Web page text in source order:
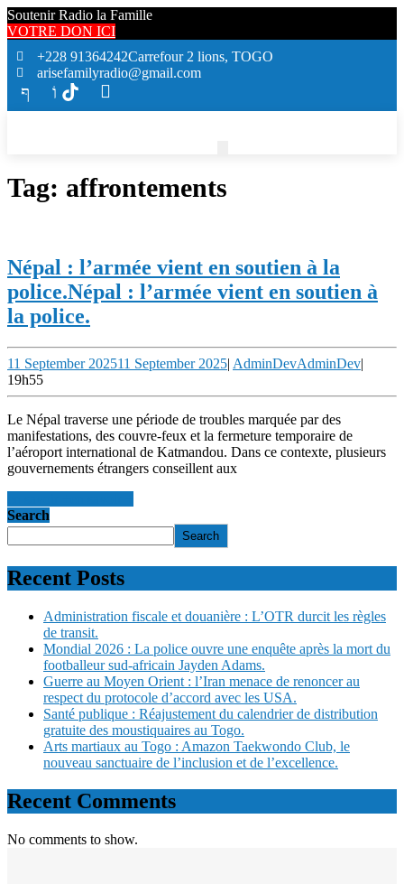
Soutenir Radio la Famille
VOTRE DON ICI
+228 91364242Carrefour 2 lions, TOGO
arisefamilyradio@gmail.com
Tag: affrontements
Népal : l’armée vient en soutien à la
police.Népal : l’armée vient en soutien à
la police.
11 September 202511 September 2025| AdminDevAdminDev|
19h55
Le Népal traverse une période de troubles marquée par des
manifestations, des couvre-feux et la fermeture temporaire de
l’aéroport international de Katmandou. Dans ce contexte, plusieurs
gouvernements étrangers conseillent aux
Search
Search
Recent Posts
Administration fiscale et douanière : L’OTR durcit les règles
de transit.
Mondial 2026 : La police ouvre une enquête après la mort du
footballeur sud-africain Jayden Adams.
Guerre au Moyen Orient : l’Iran menace de renoncer au
respect du protocole d’accord avec les USA.
Santé publique : Réajustement du calendrier de distribution
gratuite des moustiquaires au Togo.
Arts martiaux au Togo : Amazon Taekwondo Club, le
nouveau sanctuaire de l’inclusion et de l’excellence.
Recent Comments
No comments to show.